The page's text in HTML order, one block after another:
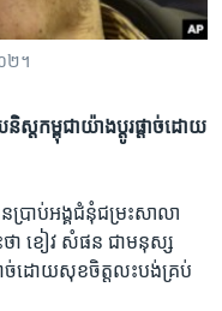
២។
ត​កម្ពុជា​យ៉ាង​ប្តូរផ្តាច់​ដោយ​
រាប់​អង្គ​ជំនុំ​ជម្រះ​សាលា
ះ​ថា ​ខៀវ សំផន ​ជា​មនុស្ស​
តាច់​ដោយ​សុខចិត្ត​លះបង់​គ្រប់​